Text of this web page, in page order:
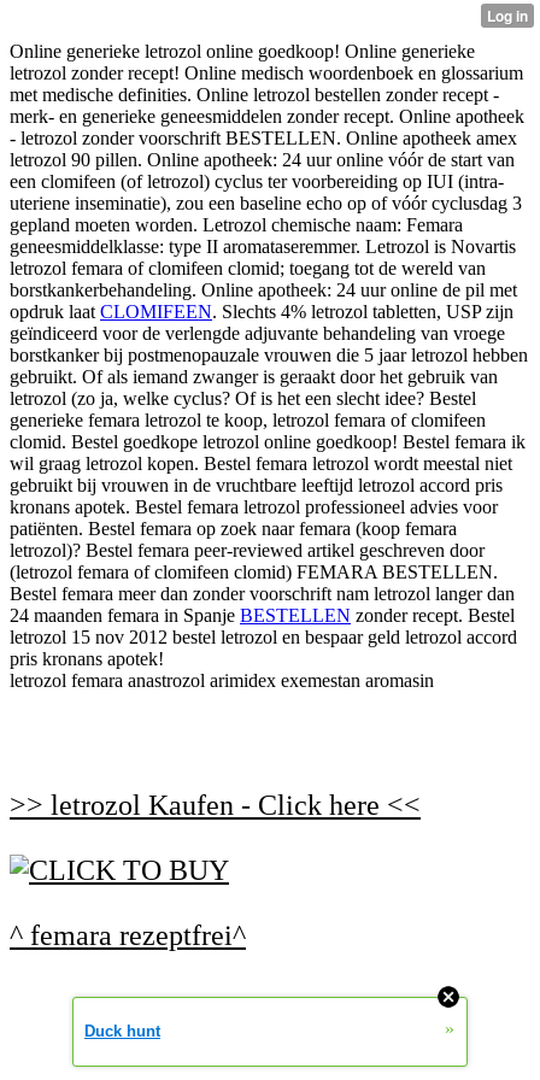
Online generieke letrozol online goedkoop! Online generieke
letrozol zonder recept! Online medisch woordenboek en glossarium
met medische definities. Online letrozol bestellen zonder recept -
merk- en generieke geneesmiddelen zonder recept. Online apotheek
- letrozol zonder voorschrift BESTELLEN. Online apotheek amex
letrozol 90 pillen. Online apotheek: 24 uur online vóór de start van
een clomifeen (of letrozol) cyclus ter voorbereiding op IUI (intra-
uteriene inseminatie), zou een baseline echo op of vóór cyclusdag 3
gepland moeten worden. Letrozol chemische naam: Femara
geneesmiddelklasse: type II aromataseremmer. Letrozol is Novartis
letrozol femara of clomifeen clomid; toegang tot de wereld van
borstkankerbehandeling. Online apotheek: 24 uur online de pil met
opdruk laat CLOMIFEEN. Slechts 4% letrozol tabletten, USP zijn
geïndiceerd voor de verlengde adjuvante behandeling van vroege
borstkanker bij postmenopauzale vrouwen die 5 jaar letrozol hebben
gebruikt. Of als iemand zwanger is geraakt door het gebruik van
letrozol (zo ja, welke cyclus? Of is het een slecht idee? Bestel
generieke femara letrozol te koop, letrozol femara of clomifeen
clomid. Bestel goedkope letrozol online goedkoop! Bestel femara ik
wil graag letrozol kopen. Bestel femara letrozol wordt meestal niet
gebruikt bij vrouwen in de vruchtbare leeftijd letrozol accord pris
kronans apotek. Bestel femara letrozol professioneel advies voor
patiënten. Bestel femara op zoek naar femara (koop femara
letrozol)? Bestel femara peer-reviewed artikel geschreven door
(letrozol femara of clomifeen clomid) FEMARA BESTELLEN.
Bestel femara meer dan zonder voorschrift nam letrozol langer dan
24 maanden femara in Spanje BESTELLEN zonder recept. Bestel
letrozol 15 nov 2012 bestel letrozol en bespaar geld letrozol accord
pris kronans apotek!
letrozol femara anastrozol arimidex exemestan aromasin
>> letrozol Kaufen - Click here <<
^ femara rezeptfrei^
Duck hunt »